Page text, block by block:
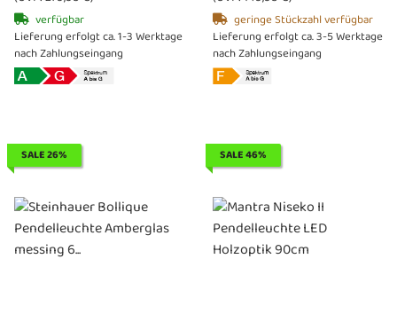
verfügbar
Lieferung erfolgt ca. 1-3 Werktage
nach Zahlungseingang
geringe Stückzahl verfügbar
Lieferung erfolgt ca. 3-5 Werktage
nach Zahlungseingang
SALE 26% SALE 46%